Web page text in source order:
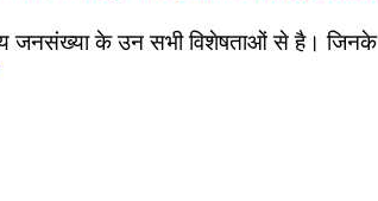
के उन सभी विशेषताओं से है। जिनके